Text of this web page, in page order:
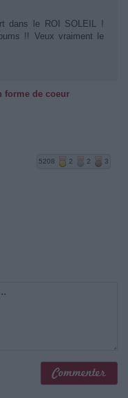
dans le ROI SOLEIL !
!! Veux vraiment le
forme de coeur
5208 2 2 3